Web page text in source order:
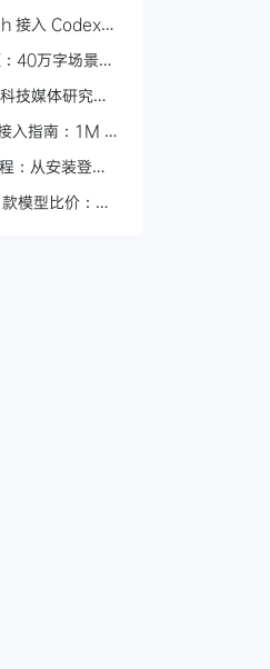
接入 Codex：
40万字场景化
技媒体研究助
入指南：1M 超
：从安装登录
模型比价：